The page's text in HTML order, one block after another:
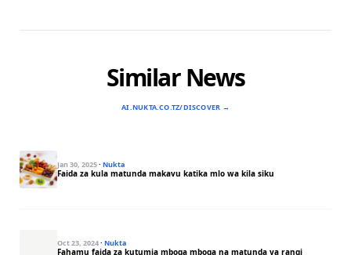
Similar News
AI.NUKTA.CO.TZ/DISCOVER →
Jan 30, 2025· Nukta
Faida za kula matunda makavu katika mlo wa kila siku
Oct 23, 2024· Nukta
Fahamu faida za kutumia mboga mboga na matunda ya rangi